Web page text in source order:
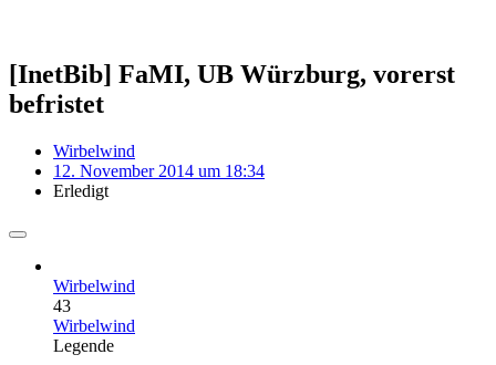
[InetBib] FaMI, UB Würzburg, vorerst
befristet
Wirbelwind
12. November 2014 um 18:34
Erledigt
Wirbelwind
43
Wirbelwind
Legende